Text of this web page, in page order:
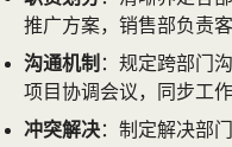
推广方案，销售部负责客
沟通机制 ：规定跨部门
项目协调会议，同步工作
冲突解决：制定解决部